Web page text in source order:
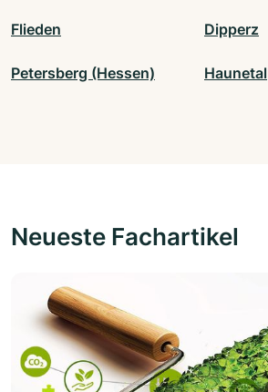
Flieden Dipperz
Petersberg (Hessen) Haunetal
Neueste Fachartikel